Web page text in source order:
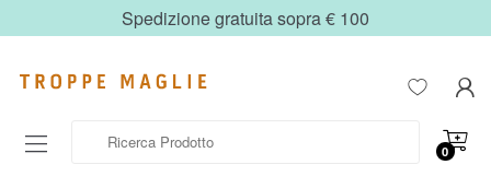
Spedizione gratuita sopra € 100
0